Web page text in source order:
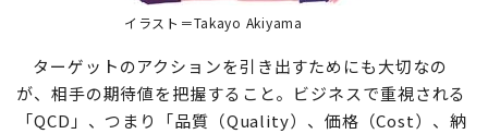
イラスト＝Takayo Akiyama
ターゲットのアクションを引き出すためにも大切なの
が、相手の期待値を把握すること。ビジネスで重視される
「QCD」、つまり「品質（Quality）、価格（Cost）、納